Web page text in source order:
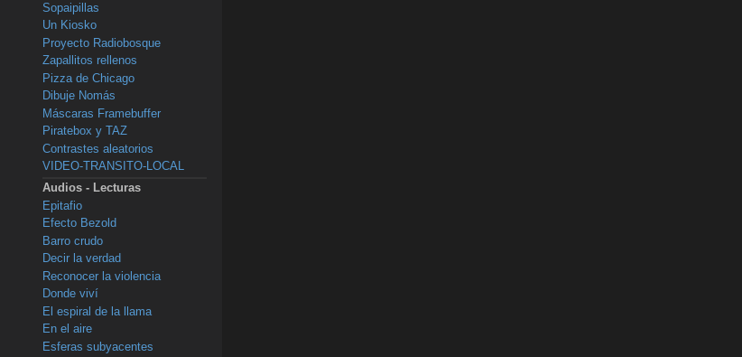
Sopaipillas
Un Kiosko
Proyecto Radiobosque
Zapallitos rellenos
Pizza de Chicago
Dibuje Nomás
Máscaras Framebuffer
Piratebox y TAZ
Contrastes aleatorios
VIDEO-TRANSITO-LOCAL
Audios - Lecturas
Epitafio
Efecto Bezold
Barro crudo
Decir la verdad
Reconocer la violencia
Donde viví
El espiral de la llama
En el aire
Esferas subyacentes